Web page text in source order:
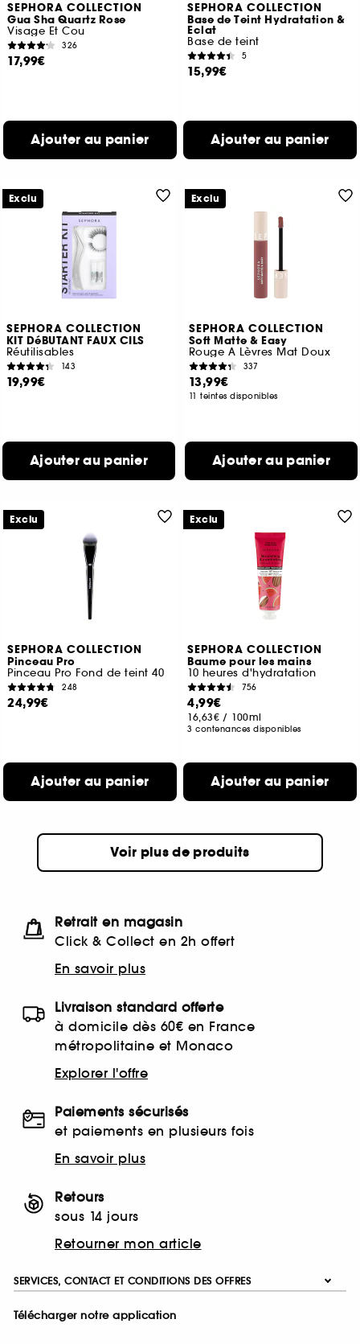
SEPHORA COLLECTION
Gua Sha Quartz Rose
Visage Et Cou
326
17,99€
Ajouter au panier
SEPHORA COLLECTION
Base de Teint Hydratation &
Eclat
Base de teint
5
15,99€
Ajouter au panier
SEPHORA COLLECTION
KIT DéBUTANT FAUX CILS
Réutilisables
143
19,99€
Ajouter au panier
Exclu
SEPHORA COLLECTION
Soft Matte & Easy
Rouge A Lèvres Mat Doux
337
13,99€
11 teintes disponibles
Ajouter au panier
Exclu
SEPHORA COLLECTION
Pinceau Pro
Pinceau Pro Fond de teint 40
248
24,99€
Ajouter au panier
Exclu
SEPHORA COLLECTION
Baume pour les mains
10 heures d'hydratation
756
4,99€
16,63€ / 100ml
3 contenances disponibles
Ajouter au panier
Exclu
Voir plus de produits
Retrait en magasin
Click & Collect en 2h offert
En savoir plus
Livraison standard offerte
à domicile dès 60€ en France
métropolitaine et Monaco
Explorer l'offre
Paiements sécurisés
et paiements en plusieurs fois
En savoir plus
Retours
sous 14 jours
Retourner mon article
SERVICES, CONTACT ET CONDITIONS DES OFFRES
Télécharger notre application